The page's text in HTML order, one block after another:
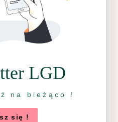
idź na grzyby
LGD
na bieżąco !
się !